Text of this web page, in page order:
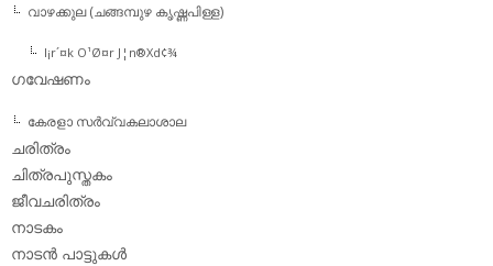
വാഴക്കുല (ചങ്ങമ്പുഴ കൃഷ്ണപിള്ള)
l¡r´¤k O¹Ø¤r J¦n®Xd¢¾
ഗവേഷണം
കേരളാ സര്‍വ്വകലാശാല
ചരിത്രം
ചിത്രപുസ്തകം
ജീവചരിത്രം
നാടകം
നാടന്‍ പാട്ടുകള്‍